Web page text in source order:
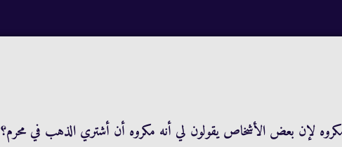
لإن بعض الأشخاص يقولون لي أنه مكروه أن أشتري الذهب في محرم؟